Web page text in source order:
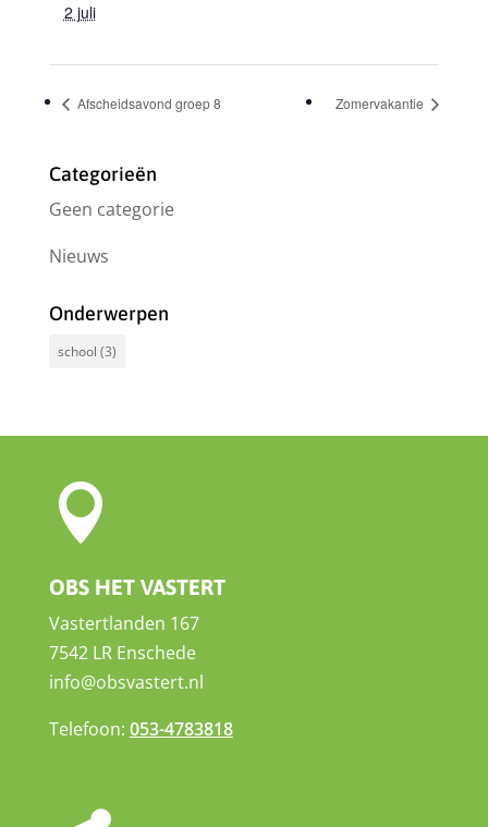
2 juli
Afscheidsavond groep 8 Zomervakantie
Categorieën
Geen categorie
Nieuws
Onderwerpen
school (3)

OBS HET VASTERT
Vastertlanden 167
7542 LR Enschede
info@obsvastert.nl
Telefoon: 053-4783818